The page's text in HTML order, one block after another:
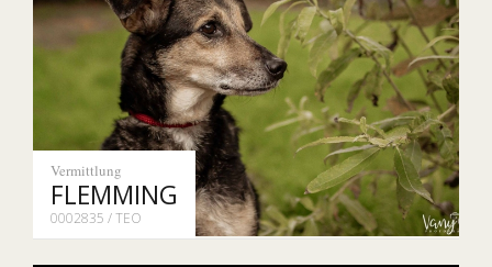
Vermittlung
FLEMMING
0002835 / TEO